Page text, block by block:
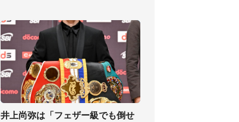
井上尚弥は「フェザー級でも倒せ